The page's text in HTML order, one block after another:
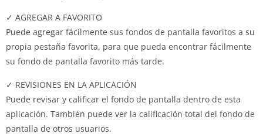
✓ AGREGAR A FAVORITO
Puede agregar fácilmente sus fondos de pantalla favoritos a su
propia pestaña favorita, para que pueda encontrar fácilmente
su fondo de pantalla favorito más tarde.
✓ REVISIONES EN LA APLICACIÓN
Puede revisar y calificar el fondo de pantalla dentro de esta
aplicación. También puede ver la calificación total del fondo de
pantalla de otros usuarios.